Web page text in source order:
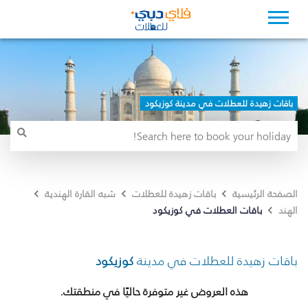
باقات زهيدة للعطلات في مدينة كوزيكود
الصفحة الرئيسية باقات زهيدة للعطلات
شبه القارة الهندية
الهند
باقات العطلات في كوزيكود
باقات زهيدة للعطلات في مدينةكوزيكود
هذه العروض غير متوفرة حاليًا في منطقتك.